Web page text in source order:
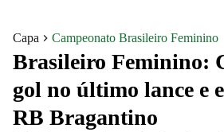
Capa Campeonato Brasileiro Feminino
Brasileiro Feminino:
gol no último lance e
RB Bragantino